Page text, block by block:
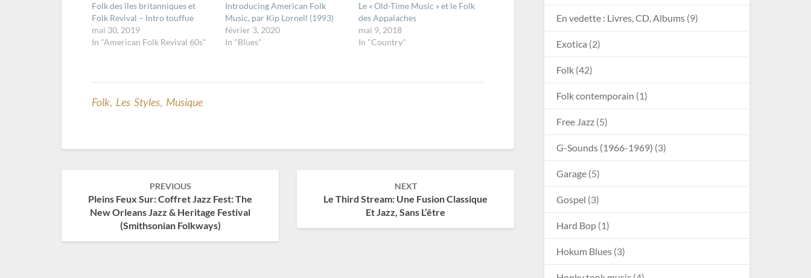
Folk des îles britanniques et
Folk Revival – Intro touffue
mai 30, 2019
In "American Folk Revival 60s"
Introducing American Folk
Music, par Kip Lornell (1993)
février 3, 2020
In "Blues"
Le « Old-Time Music » et le Folk
des Appalaches
mai 9, 2018
In "Country"
Folk, Les Styles, Musique
navigation
PREVIOUS
Pleins Feux Sur: Coffret Jazz Fest: The
New Orleans Jazz & Heritage Festival
(Smithsonian Folkways)
NEXT
Le Third Stream: Une Fusion Classique
Et Jazz, Sans L’être
En vedette : Livres, CD, Albums (9)
Exotica (2)
Folk (42)
Folk contemporain (1)
Free Jazz (5)
G-Sounds (1966-1969) (3)
Garage (5)
Gospel (3)
Hard Bop (1)
Hokum Blues (3)